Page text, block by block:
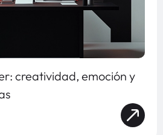
creatividad, emoción y